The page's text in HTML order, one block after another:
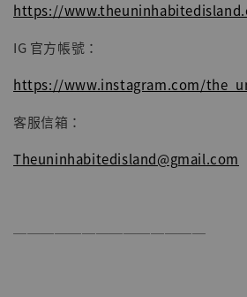
https://
IG 官方帳號：
https://www.instagram.com/
客服信箱：
Theuninhabitedisland@gmail.com
──────────────